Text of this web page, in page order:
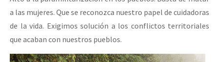
a las mujeres. Que se reconozca nuestro papel de cuidadoras
de la vida. Exigimos solución a los conflictos territoriales
que acaban con nuestros pueblos.